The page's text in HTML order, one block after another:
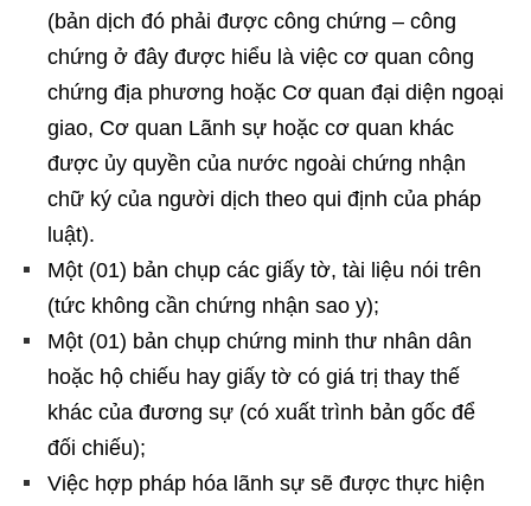
(bản dịch đó phải được công chứng – công
chứng ở đây được hiểu là việc cơ quan công
chứng địa phương hoặc Cơ quan đại diện ngoại
giao, Cơ quan Lãnh sự hoặc cơ quan khác
được ủy quyền của nước ngoài chứng nhận
chữ ký của người dịch theo qui định của pháp
luật).
Một (01) bản chụp các giấy tờ, tài liệu nói trên
(tức không cần chứng nhận sao y);
Một (01) bản chụp chứng minh thư nhân dân
hoặc hộ chiếu hay giấy tờ có giá trị thay thế
khác của đương sự (có xuất trình bản gốc để
đối chiếu);
Việc hợp pháp hóa lãnh sự sẽ được thực hiện